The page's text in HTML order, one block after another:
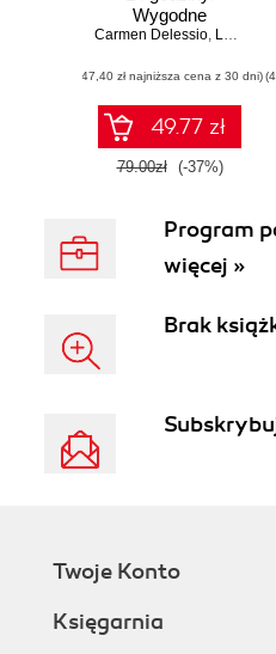
Wygodne
programowanie dla
Wydanie IV
Carmen Delessio, Lauren Darcey
(47,40 zł najniższa cena z 30 dni)
49.77 zł
79.00zł (-37%)
Program
więcej »
Brak
Twoje Konto
Księgarnia